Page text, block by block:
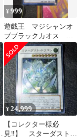
¥999
遊戯王 マジシャンオ
ブブラックカオス ウ
ルトラレア ドイツ版
¥24,999
【コレクター様必
見‼️】 スターダスト・